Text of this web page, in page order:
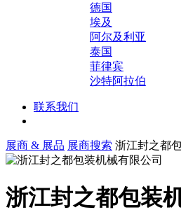
德国
埃及
阿尔及利亚
泰国
菲律宾
沙特阿拉伯
联系我们
展商 & 展品 展商搜索 浙江封之都
浙江封之都包装